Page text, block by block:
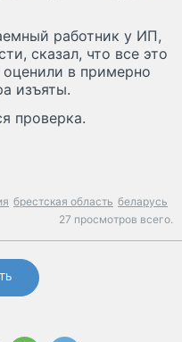
работник у ИП,
сказал, что все это
оценили в примерно
изъяты.
проверка.
брестская область беларусь
27 просмотров всего.